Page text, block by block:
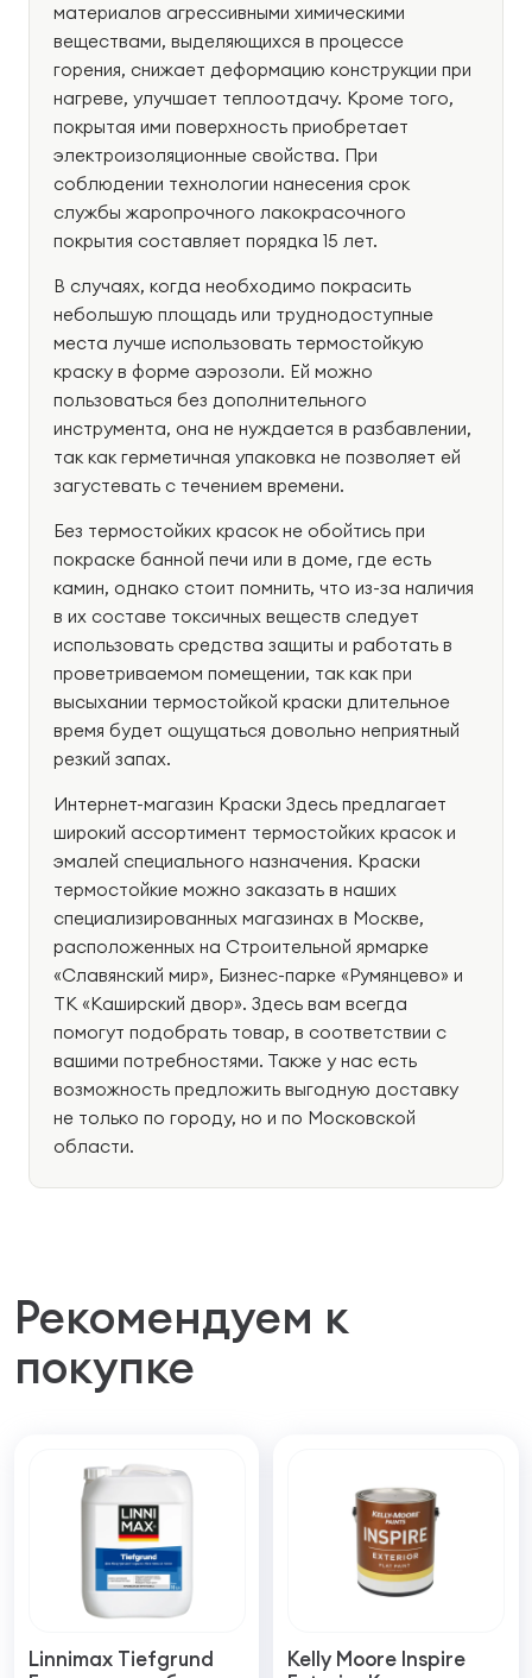
материалов агрессивными химическими
веществами, выделяющихся в процессе
горения, снижает деформацию конструкции при
нагреве, улучшает теплоотдачу. Кроме того,
покрытая ими поверхность приобретает
электроизоляционные свойства. При
соблюдении технологии нанесения срок
службы жаропрочного лакокрасочного
покрытия составляет порядка 15 лет.
В случаях, когда необходимо покрасить
небольшую площадь или труднодоступные
места лучше использовать термостойкую
краску в форме аэрозоли. Ей можно
пользоваться без дополнительного
инструмента, она не нуждается в разбавлении,
так как герметичная упаковка не позволяет ей
загустевать с течением времени.
Без термостойких красок не обойтись при
покраске банной печи или в доме, где есть
камин, однако стоит помнить, что из-за наличия
в их составе токсичных веществ следует
использовать средства защиты и работать в
проветриваемом помещении, так как при
высыхании термостойкой краски длительное
время будет ощущаться довольно неприятный
резкий запах.
Интернет-магазин Краски Здесь предлагает
широкий ассортимент термостойких красок и
эмалей специального назначения. Краски
термостойкие можно заказать в наших
специализированных магазинах в Москве,
расположенных на Строительной ярмарке
«Славянский мир», Бизнес-парке «Румянцево» и
ТК «Каширский двор». Здесь вам всегда
помогут подобрать товар, в соответствии с
вашими потребностями. Также у нас есть
возможность предложить выгодную доставку
не только по городу, но и по Московской
области.
Рекомендуем к
покупке
Linnimax Tiefgrund
Kelly Moore Inspire